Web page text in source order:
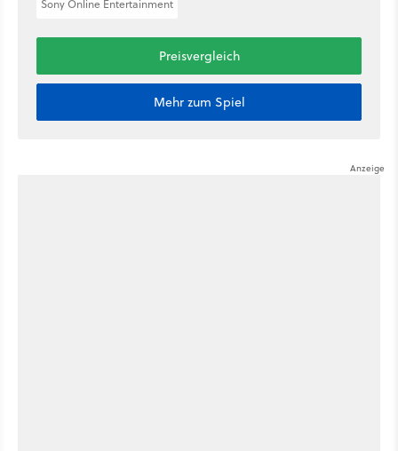
Sony Online Entertainment
Preisvergleich
Mehr zum Spiel